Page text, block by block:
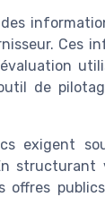
Ces
de
exigent
offres